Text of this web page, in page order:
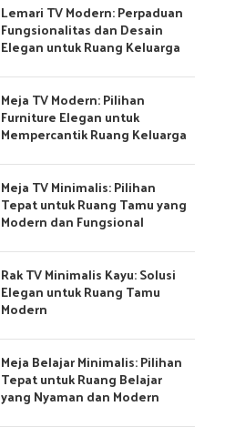
Lemari TV Modern: Perpaduan
Fungsionalitas dan Desain
Elegan untuk Ruang Keluarga
Meja TV Modern: Pilihan
Furniture Elegan untuk
Mempercantik Ruang Keluarga
Meja TV Minimalis: Pilihan
Tepat untuk Ruang Tamu yang
Modern dan Fungsional
Rak TV Minimalis Kayu: Solusi
Elegan untuk Ruang Tamu
Modern
Meja Belajar Minimalis: Pilihan
Tepat untuk Ruang Belajar
yang Nyaman dan Modern